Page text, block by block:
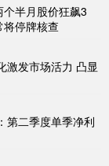
半月股价狂飙3
停牌核查
激发市场活力 凸显
第二季度单季净利